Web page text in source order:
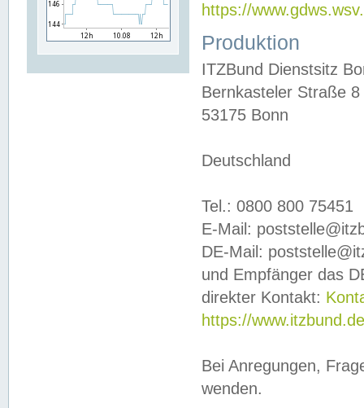
https://
Produktion
ITZBund Dienstsitz
Bernkasteler Straße 8
53175 Bonn
Deutschland
Tel.: 0800 800 75451
E-Mail:
DE-Mail:
und Empfänger das
direkter Kontakt:
https://
Bei Anregungen,
wenden.